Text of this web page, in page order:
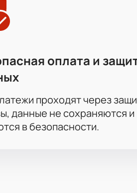
оплата и
проходят через
данные не сохраняются и
в безопасности.